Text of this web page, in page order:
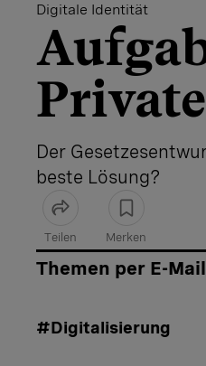
Digitale Identität
Der
beste Lösung?
Teilen Merken
Artikel teilen
Themen per E-
#Digitalisierung